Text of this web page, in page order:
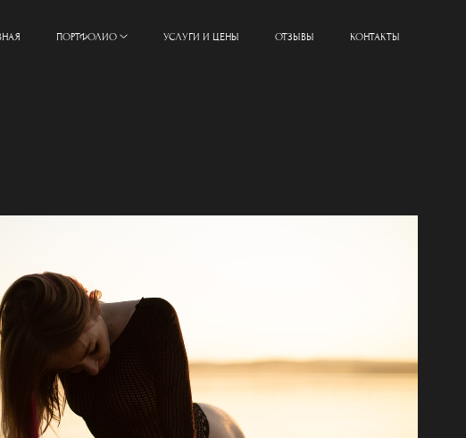
ПОРТФОЛИО УСЛУГИ И ЦЕНЫ ОТЗЫВЫ КОНТАКТЫ